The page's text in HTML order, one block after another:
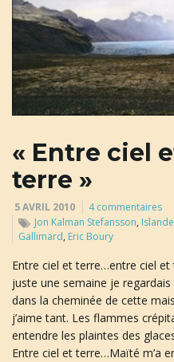
« Entre ciel
terre »
5 AVRIL 2010
4 commentaires
Jon Kalman Stefansson, Islande
Gallimard, Eric Boury
Entre ciel et terre…entre ciel
juste une semaine je
dans la cheminée de cette
j’aime tant. Les flammes
entendre les plaintes des
Entre ciel et terre…Maïté m’a